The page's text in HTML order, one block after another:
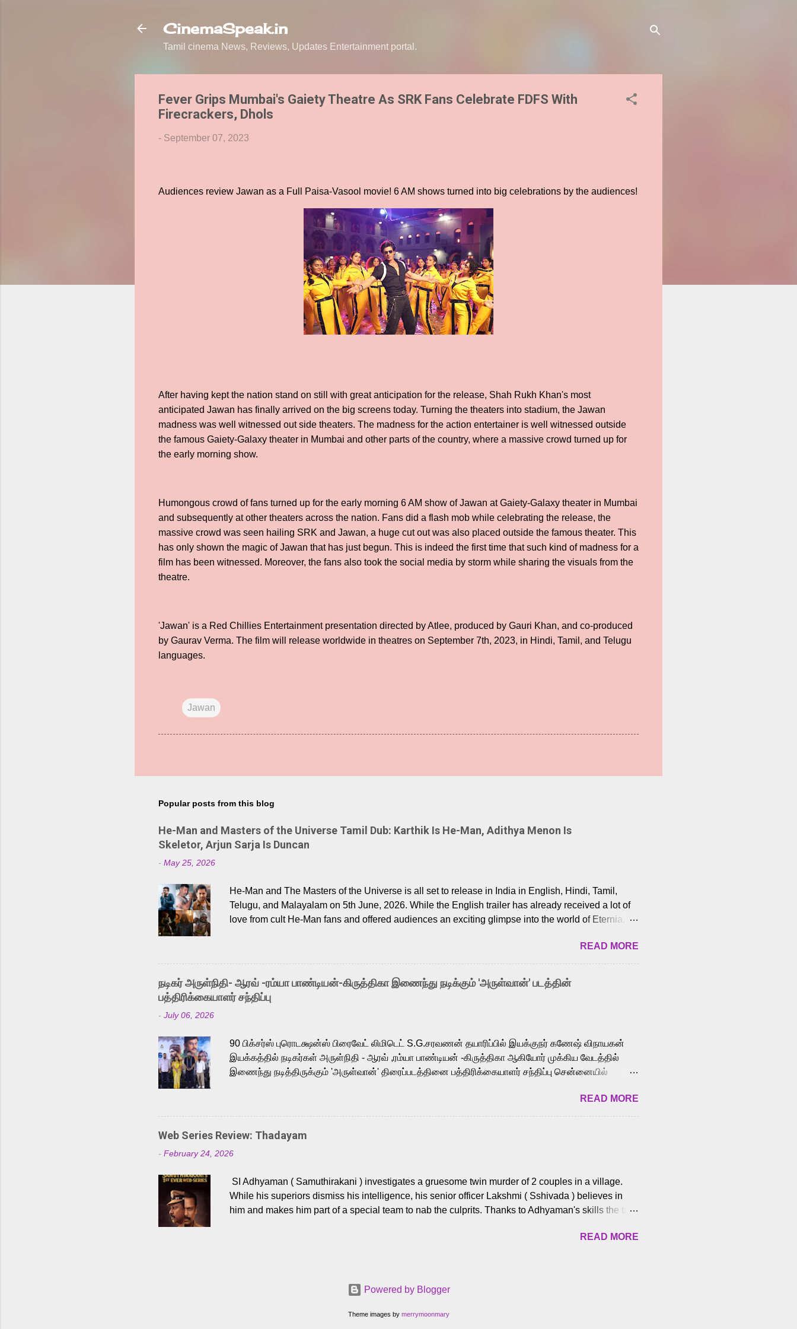
CinemaSpeak.in
Tamil cinema News, Reviews, Updates Entertainment portal.
Fever Grips Mumbai's Gaiety Theatre As SRK Fans Celebrate FDFS With
Firecrackers, Dhols
- September 07, 2023
Audiences review Jawan as a Full Paisa-Vasool movie! 6 AM shows turned into big celebrations by the audiences!
After having kept the nation stand on still with great anticipation for the release, Shah Rukh Khan's most
anticipated Jawan has finally arrived on the big screens today. Turning the theaters into stadium, the Jawan
madness was well witnessed out side theaters. The madness for the action entertainer is well witnessed outside
the famous Gaiety-Galaxy theater in Mumbai and other parts of the country, where a massive crowd turned up for
the early morning show.
Humongous crowd of fans turned up for the early morning 6 AM show of Jawan at Gaiety-Galaxy theater in Mumbai
and subsequently at other theaters across the nation. Fans did a flash mob while celebrating the release, the
massive crowd was seen hailing SRK and Jawan, a huge cut out was also placed outside the famous theater. This
has only shown the magic of Jawan that has just begun. This is indeed the first time that such kind of madness for a
film has been witnessed. Moreover, the fans also took the social media by storm while sharing the visuals from the
theatre.
'Jawan' is a Red Chillies Entertainment presentation directed by Atlee, produced by Gauri Khan, and co-produced
by Gaurav Verma. The film will release worldwide in theatres on September 7th, 2023, in Hindi, Tamil, and Telugu
languages.
Jawan
Popular posts from this blog
He-Man and Masters of the Universe Tamil Dub: Karthik Is He-Man, Adithya Menon Is
Skeletor, Arjun Sarja Is Duncan
- May 25, 2026
He-Man and The Masters of the Universe is all set to release in India in English, Hindi, Tamil,
Telugu, and Malayalam on 5th June, 2026. While the English trailer has already received a lot of
love from cult He-Man fans and offered audiences an exciting glimpse into the world of Eternia,
Adding to the growing buzz is the film’s powerful Tamil voice cast led by celebrated playback
singer Karthik, who lends his voice to the iconic superhero He-Man. Known for memorable songs
like “Behene De” from Raavan, “Oru Maalai” from Ghajini, and “Mun Andhi” from 7 Aum Arivu,
Karthik is loved for his versatile voice and strong command over multiple languages, making him
a strong fit for the legendary character. Adithya Menon, known for portraying memorable
READ MORE
நடிகர் அருள்நிதி- ஆரவ் -ரம்யா பாண்டியன்-கிருத்திகா இணைந்து நடிக்கும் 'அருள்வான்' படத்தின்
பத்திரிக்கையாளர் சந்திப்பு
- July 06, 2026
90 பிக்சர்ஸ் புரொடக்ஷன்ஸ் பிரைவேட் லிமிடெட் S.G.சரவணன் தயாரிப்பில் இயக்குநர் கணேஷ் விநாயகன்
இயக்கத்தில் நடிகர்கள் அருள்நிதி - ஆரவ் ,ரம்யா பாண்டியன் -கிருத்திகா ஆகியோர் முக்கிய வேடத்தில்
இணைந்து நடித்திருக்கும் 'அருள்வான்' திரைப்படத்தினை பத்திரிக்கையாளர் சந்திப்பு சென்னையில்
அருள்நிதி, ஆரவ், காளி வெங்கட், ரம்யா பாண்டியன், வி டி வி கணேஷ் , ஜான் விஜய், பேபி கிருத்திகா,
'பருத்திவீரன்' சரவணன், ஹரிஷ் உத்தமன் உள்ளிட்ட பலர் நடித்திருக்கிறார்கள். எம். சுகுமார் ஒளிப்பதிவு
செய்திருக்கும் இந்த திரைப்படத்திற்கு ஜீ. வி. பிரகாஷ் குமார் இசையமைத்திருக்கிறார். லால்குடி
இளையராஜா கலை இயக்கத்தை கவனிக்க.. லாரன்ஸ் கிஷோர் படத் தொகுப்பு பணிகளை
மேற்கொண்டிருக்கிறார். கல்வியின் அவசியத்தை வலியுறுத்தி தயாராகி இருக்கும் இந்தத் திரைப்படத்தை 90
இப்படத்தை சக்தி பிலிம் ஃபேக்டரி நிறுவனம் சார்பில் சக்திவேலன் வழங...
READ MORE
Web Series Review: Thadayam
- February 24, 2026
SI Adhyaman ( Samuthirakani ) investigates a gruesome twin murder of 2 couples in a village.
While his superiors dismiss his intelligence, his senior officer Lakshmi ( Sshivada ) believes in
him and makes him part of a special team to nab the culprits. Thanks to Adhyaman's skills the task
begin to dig deeper, several layers emerge which link the case to events dating back to 1995.
character details. What follows is a chilling series of encounters between the cops and villainous
characters (played by Prem and Raj Tirandasu ). While both look menacing and are superb
READ MORE
Powered by Blogger
Theme images by merrymoonmary